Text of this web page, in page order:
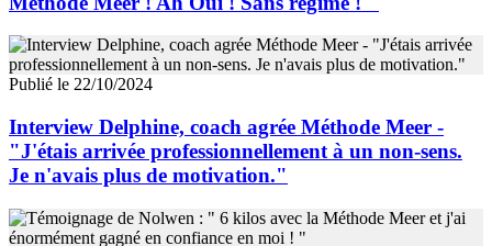
Publié le 22/10/2024
Interview Delphine, coach agrée Méthode Meer -
"J'étais arrivée professionnellement à un non-sens.
Je n'avais plus de motivation."